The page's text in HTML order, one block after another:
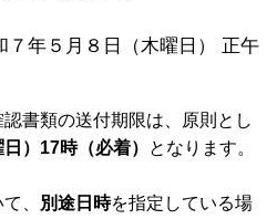
７年５月８日（木曜日） 正午
書類の送付期限は、原則とし
）17時（必着）
となります。
、
別途日時を指定している場